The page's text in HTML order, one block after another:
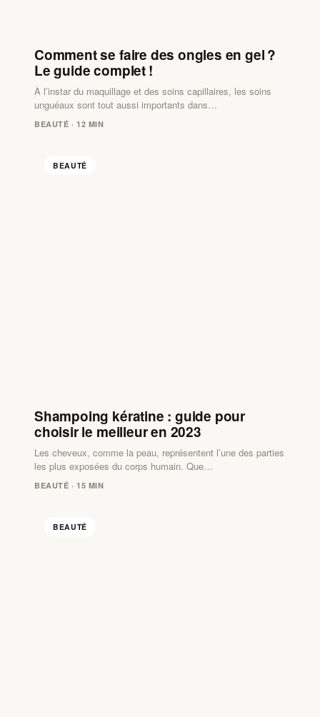
Comment se faire des ongles en gel ?
Le guide complet !
À l’instar du maquillage et des soins capillaires, les soins
unguéaux sont tout aussi importants dans…
BEAUTÉ · 12 MIN
BEAUTÉ
Shampoing kératine : guide pour
choisir le meilleur en 2023
Les cheveux, comme la peau, représentent l’une des parties
les plus exposées du corps humain. Que…
BEAUTÉ · 15 MIN
BEAUTÉ